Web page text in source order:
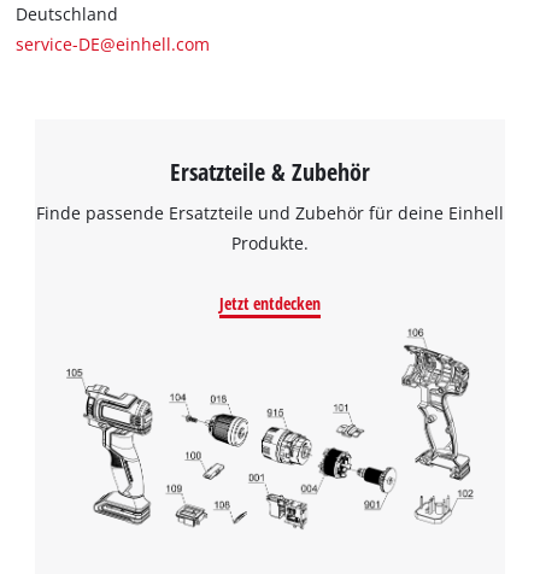
Deutschland
service-DE@einhell.com
Ersatzteile & Zubehör
Finde passende Ersatzteile und Zubehör für deine Einhell
Produkte.
Jetzt entdecken